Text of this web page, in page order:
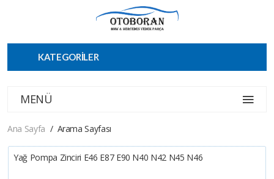
KATEGORİLER
MENÜ
Ana Sayfa Arama Sayfası
Yağ Pompa Zinciri E46 E87 E90 N40 N42 N45 N46